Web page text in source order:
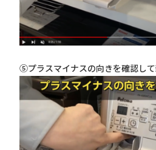
⑤プラスマイナスの向きを確認し